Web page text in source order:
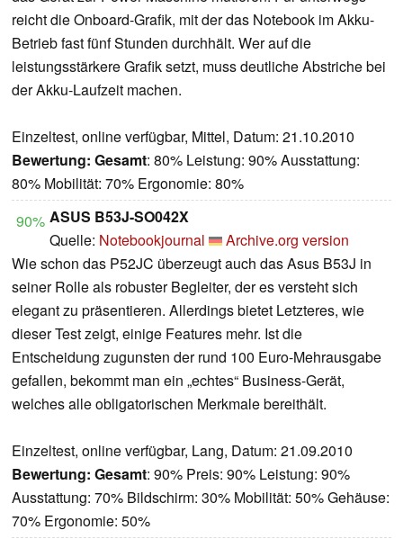
reicht die Onboard-Grafik, mit der das Notebook im Akku-
Betrieb fast fünf Stunden durchhält. Wer auf die
leistungsstärkere Grafik setzt, muss deutliche Abstriche bei
der Akku-Laufzeit machen.
Einzeltest, online verfügbar, Mittel, Datum: 21.10.2010
Bewertung: Gesamt: 80% Leistung: 90% Ausstattung:
80% Mobilität: 70% Ergonomie: 80%
90% ASUS B53J-SO042X
Quelle: Notebookjournal
Archive.org version
Wie schon das P52JC überzeugt auch das Asus B53J in
seiner Rolle als robuster Begleiter, der es versteht sich
elegant zu präsentieren. Allerdings bietet Letzteres, wie
dieser Test zeigt, einige Features mehr. Ist die
Entscheidung zugunsten der rund 100 Euro-Mehrausgabe
gefallen, bekommt man ein „echtes“ Business-Gerät,
welches alle obligatorischen Merkmale bereithält.
Einzeltest, online verfügbar, Lang, Datum: 21.09.2010
Bewertung: Gesamt: 90% Preis: 90% Leistung: 90%
Ausstattung: 70% Bildschirm: 30% Mobilität: 50% Gehäuse:
70% Ergonomie: 50%